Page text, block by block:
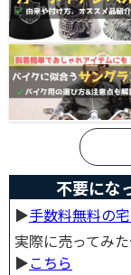
不要にな
▶︎手数料無料の
実際に売ってみ
▶︎こちら